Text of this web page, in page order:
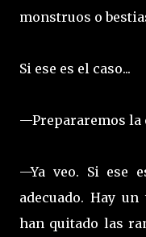
monstruos o
Si ese es el caso...
—Prepararemos la
—Ya veo. Si ese
adecuado. Hay
han quitado las